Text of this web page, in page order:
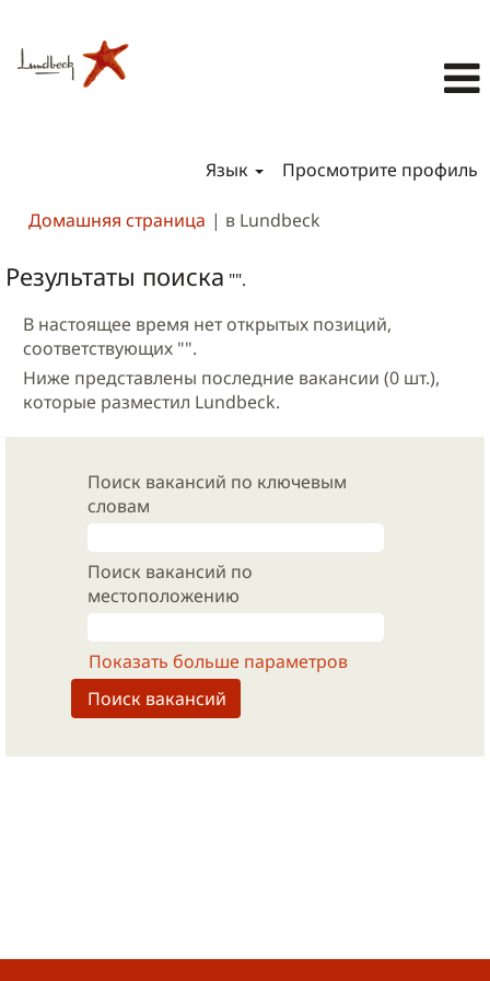
Язык Просмотрите профиль
Домашняя страница | в Lundbeck
Результаты поиска "".
В настоящее время нет открытых позиций,
соответствующих "".
Ниже представлены последние вакансии (0 шт.),
которые разместил Lundbeck.
Поиск вакансий по ключевым
словам
Поиск вакансий по
местоположению
Показать больше параметров